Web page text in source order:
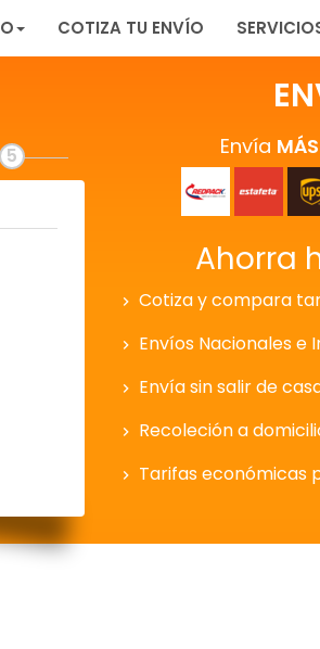
COTIZA TU ENVÍO
5 Envía
Ahorra
Cotiza y compara
Envíos Nacionales e
Envía sin salir de
Recoleción a
Tarifas económicas